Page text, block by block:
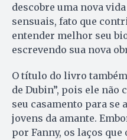
descobre uma nova
sensuais, fato que
entender melhor seu
escrevendo sua nova
O título do livro
de Dubin”, pois ele não
seu casamento para se
jovens da amante.
por Fanny, os laços